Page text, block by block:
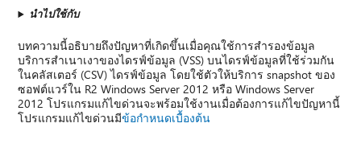
นำไปใช้กับ
บทความนี้อธิบายถึงปัญหาที่เกิดขึ้นเมื่อคุณใช้การสำรองข้อมูล
บริการสำเนาเงาของไดรฟ์ข้อมูล (VSS) บนไดรฟ์ข้อมูลที่ใช้ร่วมกัน
ในคลัสเตอร์ (CSV) ไดรฟ์ข้อมูล โดยใช้ตัวให้บริการ snapshot ของ
ซอฟต์แวร์ใน R2 Windows Server 2012 หรือ Windows Server
2012 โปรแกรมแก้ไขด่วนจะพร้อมใช้งานเมื่อต้องการแก้ไขปัญหานี้
โปรแกรมแก้ไขด่วนมีข้อกำหนดเบื้องต้น